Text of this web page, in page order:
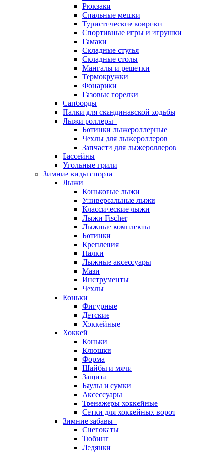
Рюкзаки
Спальные мешки
Туристические коврики
Спортивные игры и игрушки
Гамаки
Складные стулья
Складные столы
Мангалы и решетки
Термокружки
Фонарики
Газовые горелки
Сапборды
Палки для скандинавской ходьбы
Лыжи роллеры
Ботинки лыжероллерные
Чехлы для лыжероллеров
Запчасти для лыжероллеров
Бассейны
Угольные грили
Зимние виды спорта
Лыжи
Коньковые лыжи
Универсальные лыжи
Классические лыжи
Лыжи Fischer
Лыжные комплекты
Ботинки
Крепления
Палки
Лыжные аксессуары
Мази
Инструменты
Чехлы
Коньки
Фигурные
Детские
Хоккейные
Хоккей
Коньки
Клюшки
Форма
Шайбы и мячи
Защита
Баулы и сумки
Аксессуары
Тренажеры хоккейные
Сетки для хоккейных ворот
Зимние забавы
Снегокаты
Тюбинг
Ледянки